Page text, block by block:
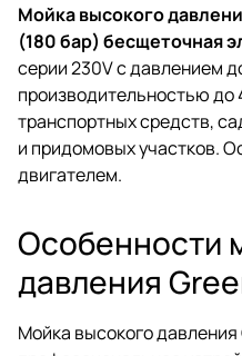
Мойка высокого
(180 бар) бесщеточная
серии 230V с давлением
производительностью до
транспортных средств,
и придомовых участков.
двигателем.
Особенности
давления
Мойка высокого